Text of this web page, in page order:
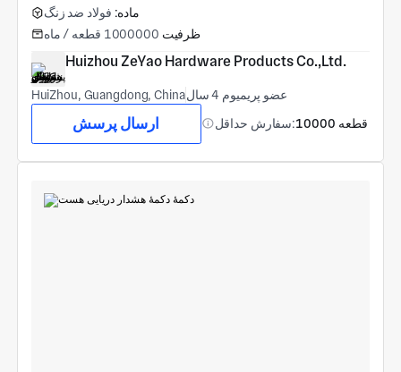
ماده: فولاد ضد زنگ
ظرفیت 1000000 قطعه / ماه
Huizhou ZeYao Hardware Products Co.,Ltd.
HuiZhou, Guangdong, China عضو پریمیوم 4 سال
ارسال پرسش سفارش حداقل: 10000 قطعه